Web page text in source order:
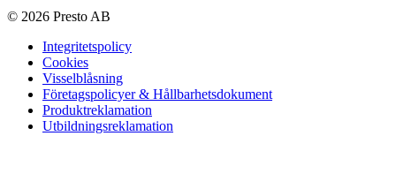
© 2026 Presto AB
Integritetspolicy
Cookies
Visselblåsning
Företagspolicyer & Hållbarhetsdokument
Produktreklamation
Utbildningsreklamation